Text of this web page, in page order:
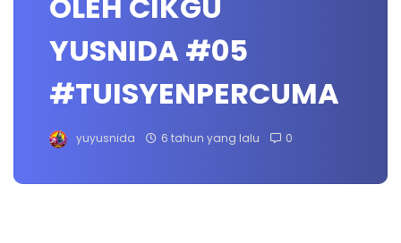
YUSNIDA #05
#TUISYENPERCUMA
yuyusnida 6 tahun yang lalu 0